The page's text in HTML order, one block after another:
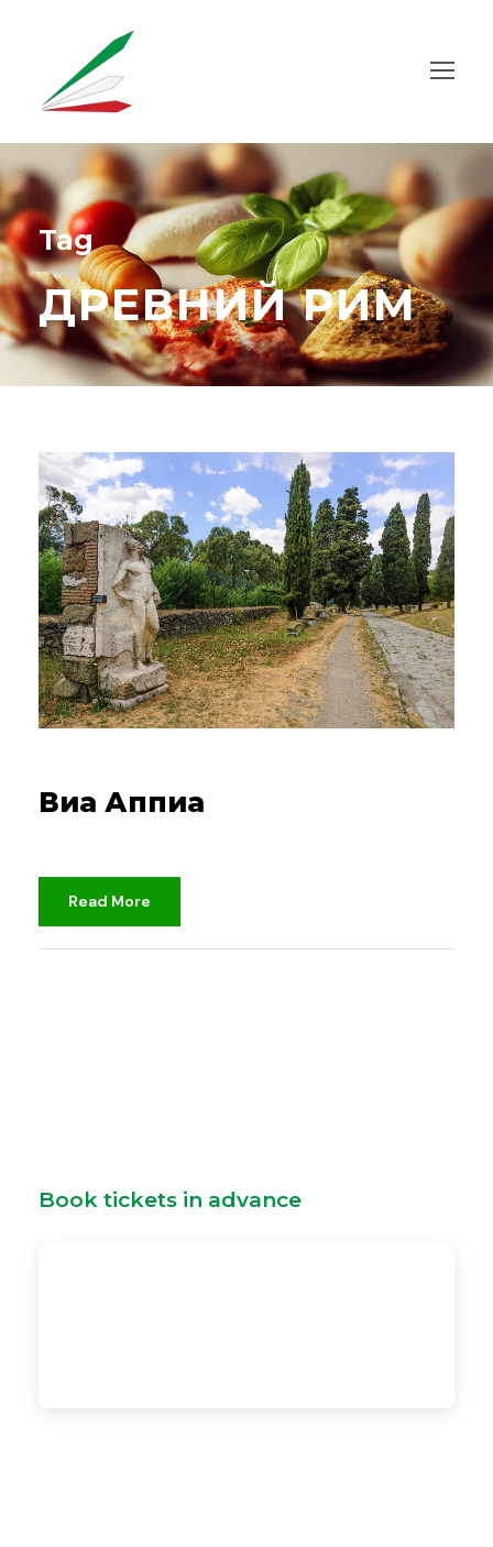
Tag
ДРЕВНИЙ РИМ
Виа Аппиа
Read More
Book tickets in advance